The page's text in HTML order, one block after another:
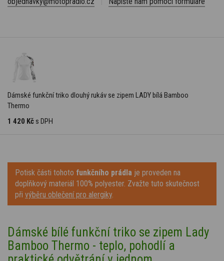
Dámské funkční triko dlouhý rukáv se zipem LADY bílá Bamboo
Thermo
1 420 Kč s DPH
Potisk části tohoto funkčního prádla je proveden na
doplňkový materiál 100% polyester. Zvažte tuto skutečnost
při výběru oblečení pro alergiky.
Dámské bílé funkční triko se zipem Lady
Bamboo Thermo - teplo, pohodlí a